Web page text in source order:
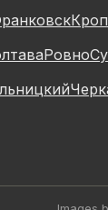
Ровно